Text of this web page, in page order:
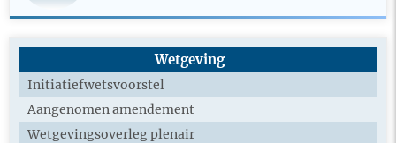
Wetgeving
Initiatiefwetsvoorstel
Aangenomen amendement
Wetgevingsoverleg plenair